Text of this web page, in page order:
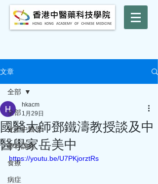
文章
全部
光子中醫學
專科課程
食療
病症
全部
國醫大師鄧鐵濤教授談及中
醫學家岳美中
hkacm
1月29日
https://youtu.be/U7PKjorztRs